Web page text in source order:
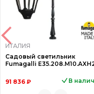
ИТАЛИЯ
Садовый светильник
Fumagalli
91 836 ₽ В